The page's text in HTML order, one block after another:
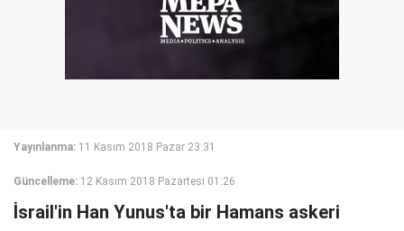
Yayınlanma: 11 Kasım 2018 Pazar 23:31
Güncelleme: 12 Kasım 2018 Pazartesi 01:26
İsrail'in Han Yunus'ta bir Hamans askeri